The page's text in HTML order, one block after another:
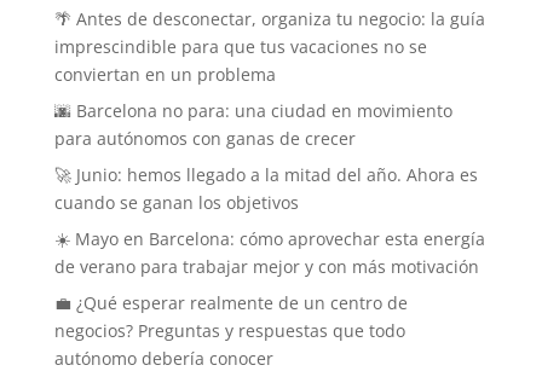
🌴 Antes de desconectar, organiza tu negocio: la guía
imprescindible para que tus vacaciones no se
conviertan en un problema
🌆 Barcelona no para: una ciudad en movimiento
para autónomos con ganas de crecer
🚀 Junio: hemos llegado a la mitad del año. Ahora es
cuando se ganan los objetivos
☀️ Mayo en Barcelona: cómo aprovechar esta energía
de verano para trabajar mejor y con más motivación
💼 ¿Qué esperar realmente de un centro de
negocios? Preguntas y respuestas que todo
autónomo debería conocer